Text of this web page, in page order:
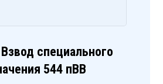
специального
544 пВВ